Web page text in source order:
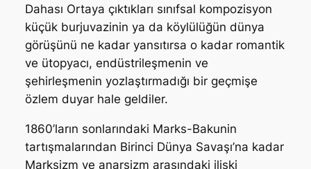
Dahası Ortaya çıktıkları sınıfsal kompozisyon
küçük burjuvazinin ya da köylülüğün dünya
görüşünü ne kadar yansıtırsa o kadar romantik
ve ütopyacı, endüstrileşmenin ve
şehirleşmenin yozlaştırmadığı bir geçmişe
özlem duyar hale geldiler.
1860’ların sonlarındaki Marks-Bakunin
tartışmalarından Birinci Dünya Savaşı’na kadar
Marksizm ve anarşizm arasındaki ilişki